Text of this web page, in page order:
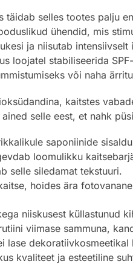
täidab selles tootes palju
ühendid, mis
ja niisutab
loojatel stabiliseerida
või naha
kaitstes
selle eest, et nahk
saponiinide
loomulikku
selle siledamat tekstuuri.
hoides ära
niiskusest küllastunud
viimase sammuna,
lase
kvaliteet ja esteetiline